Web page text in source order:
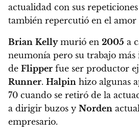
actualidad con sus
también repercutió en el amor
Brian Kellymurió en 2005 a
neumonía pero su trabajo
de Flipper fue ser productor
Runner. Halpin hizo algunas
70 cuando se retiró de la
a dirigir buzos y Norden
empresario.